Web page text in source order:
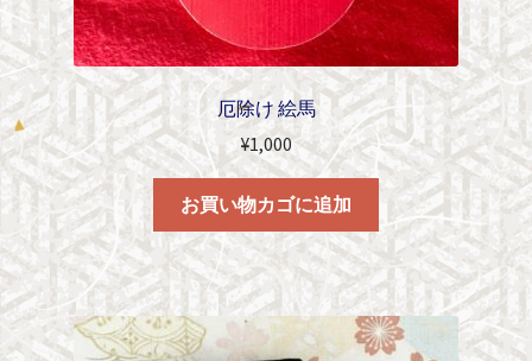
厄除け 絵馬
¥1,000
お買い物カゴに追加